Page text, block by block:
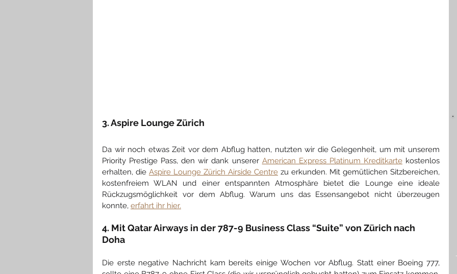
3. Aspire Lounge Zürich
Da wir noch etwas Zeit vor dem Abflug hatten, nutzten wir die Gelegenheit, um mit unserem
Priority Prestige Pass, den wir dank unserer American Express Platinum Kreditkarte kostenlos
erhalten, die Aspire Lounge Zürich Airside Centre zu erkunden. Mit gemütlichen Sitzbereichen,
kostenfreiem WLAN und einer entspannten Atmosphäre bietet die Lounge eine ideale
Rückzugsmöglichkeit vor dem Abflug. Warum uns das Essensangebot nicht überzeugen
konnte, erfahrt ihr hier.
4. Mit Qatar Airways in der 787-9 Business Class “Suite” von Zürich nach
Doha
Die erste negative Nachricht kam bereits einige Wochen vor Abflug. Statt einer Boeing 777,